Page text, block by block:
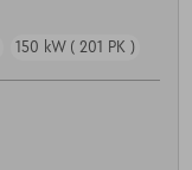
150 kW ( 201 PK )